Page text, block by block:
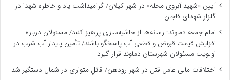
آیین «شهید آبروی محله» در شهر کیلان/ گرامیداشت یاد و خاطره شهدا در
گلزار شهدای فاجان
امام جمعه دماوند: رسانه‌ها از حاشیه‌سازی پرهیز کنند/ مسئولان درباره
افزایش قیمت قبوض و قطعی آب پاسخگو باشند/ تأمین پایدار آب شرب در
اولویت مسئولان شهرستان دماوند قرار گیرد
اختلافات مالی عامل قتل در شهر رودهن/ قاتلِ متواری در شمال دستگیر شد